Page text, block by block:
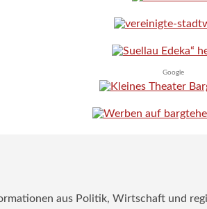
Google
aus Politik, Wirtschaft und